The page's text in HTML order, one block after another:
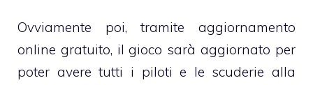
Ovviamente poi, tramite aggiornamento
online gratuito, il gioco sarà aggiornato per
poter avere tutti i piloti e le scuderie alla